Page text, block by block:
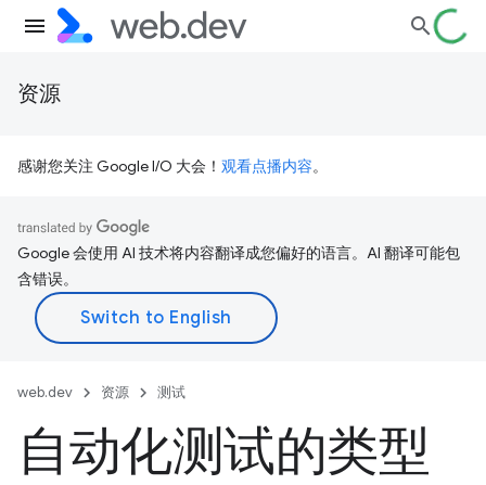
资源
感谢您关注 Google I/O 大会！ 观看点播内容。
Google 会使用 AI 技术将内容翻译成您偏好的语言。AI 翻译可能包
含错误。
web.dev 资源 测试
自动化测试的类型